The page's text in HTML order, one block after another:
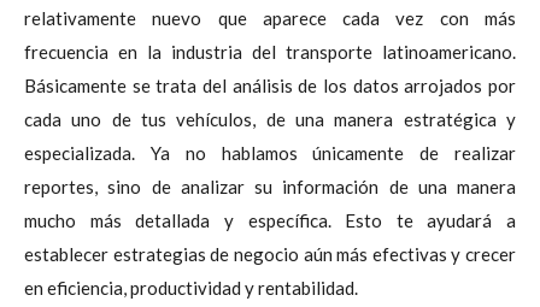
relativamente nuevo que aparece cada vez con más
frecuencia en la industria del transporte latinoamericano.
Básicamente se trata del análisis de los datos arrojados por
cada uno de tus vehículos, de una manera estratégica y
especializada. Ya no hablamos únicamente de realizar
reportes, sino de analizar su información de una manera
mucho más detallada y específica. Esto te ayudará a
establecer estrategias de negocio aún más efectivas y crecer
en eficiencia, productividad y rentabilidad.